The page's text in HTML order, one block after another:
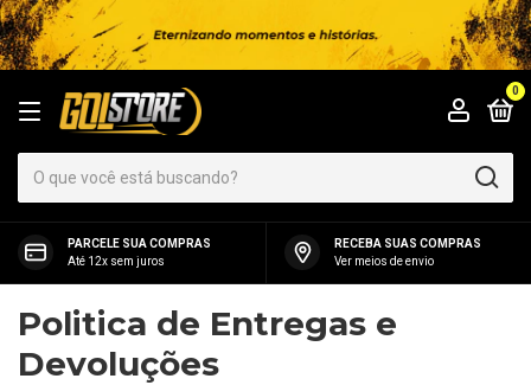
0
PARCELE SUA COMPRAS
Até 12x sem juros
RECEBA SUAS COMPRAS
Ver meios de envio
Politica de Entregas e
Devoluções